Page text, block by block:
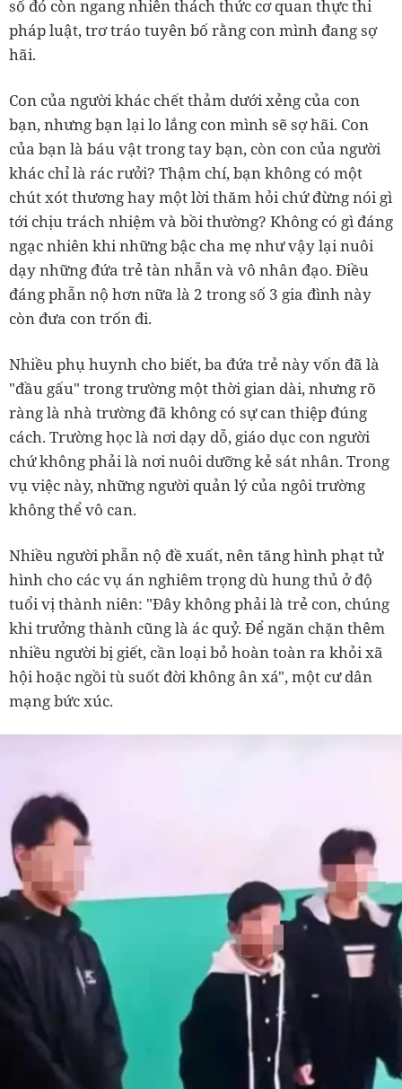
số đó còn ngang nhiên thách thức cơ quan thực thi
pháp luật, trơ tráo tuyên bố rằng con mình đang sợ
hãi.
Con của người khác chết thảm dưới xẻng của con
bạn, nhưng bạn lại lo lắng con mình sẽ sợ hãi. Con
của bạn là báu vật trong tay bạn, còn con của người
khác chỉ là rác rưởi? Thậm chí, bạn không có một
chút xót thương hay một lời thăm hỏi chứ đừng nói gì
tới chịu trách nhiệm và bồi thường? Không có gì đáng
ngạc nhiên khi những bậc cha mẹ như vậy lại nuôi
dạy những đứa trẻ tàn nhẫn và vô nhân đạo. Điều
đáng phẫn nộ hơn nữa là 2 trong số 3 gia đình này
còn đưa con trốn đi.
Nhiều phụ huynh cho biết, ba đứa trẻ này vốn đã là
"đầu gấu" trong trường một thời gian dài, nhưng rõ
ràng là nhà trường đã không có sự can thiệp đúng
cách. Trường học là nơi dạy dỗ, giáo dục con người
chứ không phải là nơi nuôi dưỡng kẻ sát nhân. Trong
vụ việc này, những người quản lý của ngôi trường
không thể vô can.
Nhiều người phẫn nộ đề xuất, nên tăng hình phạt tử
hình cho các vụ án nghiêm trọng dù hung thủ ở độ
tuổi vị thành niên: "Đây không phải là trẻ con, chúng
khi trưởng thành cũng là ác quỷ. Để ngăn chặn thêm
nhiều người bị giết, cần loại bỏ hoàn toàn ra khỏi xã
hội hoặc ngồi tù suốt đời không ân xá", một cư dân
mạng bức xúc.